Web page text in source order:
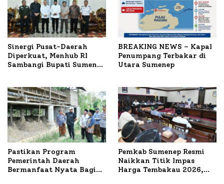
Sinergi Pusat-Daerah
Diperkuat, Menhub RI
Sambangi Bupati Sumenep
BREAKING NEWS – Kapal
Penumpang Terbakar di
Utara Sumenep
Pastikan Program
Pemerintah Daerah
Bermanfaat Nyata Bagi
Pemkab Sumenep Resmi
Naikkan Titik Impas
Harga Tembakau 2026,